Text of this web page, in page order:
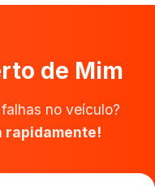
de Mim
no veículo?
rapidamente!